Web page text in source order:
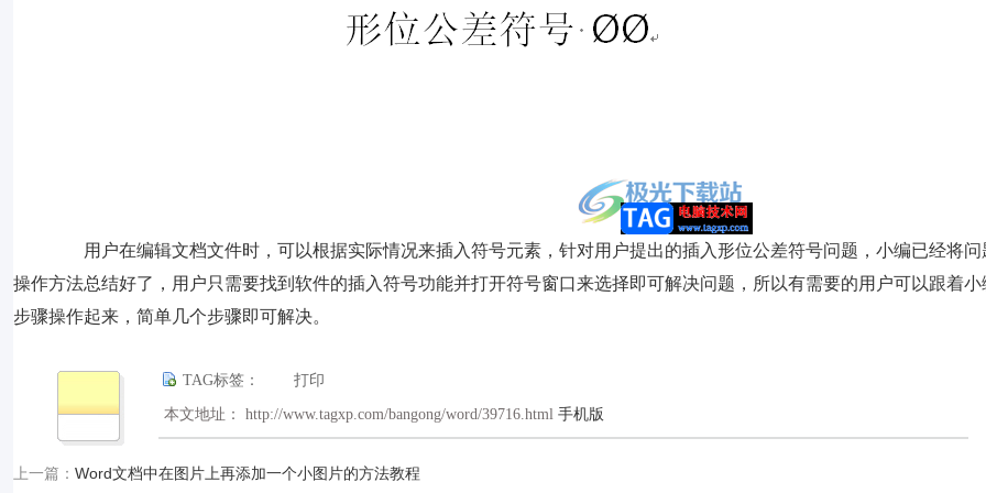
用户在编辑文档文件时，可以根据实际情况来插入符号元素，针对用户提出的插入形位公差符号问题，小编已经将问
操作方法总结好了，用户只需要找到软件的插入符号功能并打开符号窗口来选择即可解决问题，所以有需要的用户可以跟着小
步骤操作起来，简单几个步骤即可解决。
TAG标签： 打印
本文地址： http://www.tagxp.com/bangong/word/39716.html 手机版
上一篇： Word文档中在图片上再添加一个小图片的方法教程